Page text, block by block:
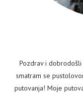
Pozdrav i
smatram se
putovanja! Moje